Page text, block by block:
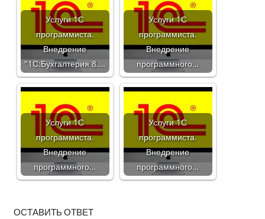
Услуги 1С
программиста.
Внедрение
"1С:Бухгалтерия 8.…
Услуги 1С
программиста.
Внедрение
программного…
Услуги 1С
программиста.
Внедрение
программного…
Услуги 1С
программиста.
Внедрение
программного…
ОСТАВИТЬ ОТВЕТ